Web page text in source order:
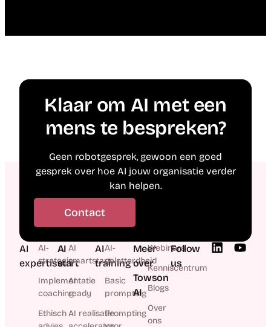
Klaar om AI met een
mens te bespreken?
Geen robotgesprek, gewoon een goed
gesprek over hoe AI jouw organisatie verder
kan helpen.
Contact
AI
expertise
AI-
strategie
Implementatie
coaching
Ethisch
AI
start
AI
smartstart
AI
ready
AI realisatie
AI
training
AI-
geletterdheid
Basic
prompting
Prompting
Meer
over
Towson
AI
Webinars
Kenniscentrum
Blogs
Over
ons
Follow
us